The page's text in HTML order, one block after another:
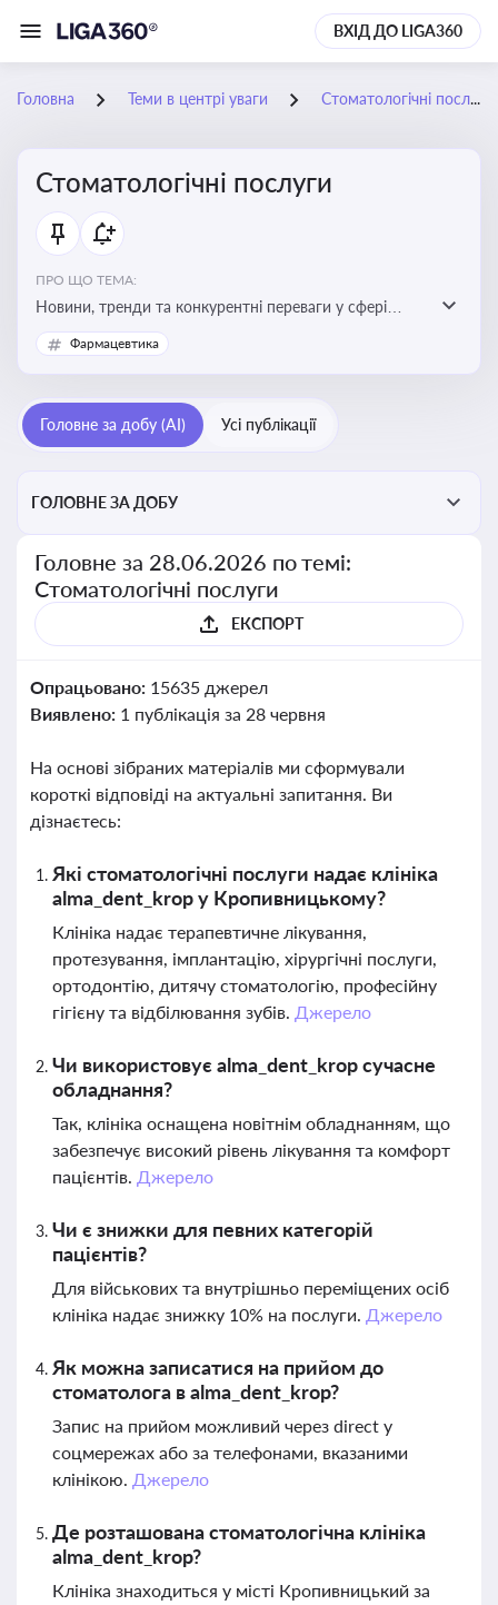
ВХІД ДО LIGA360
Головна Теми в центрі уваги Стоматологічні послуги
Стоматологічні послуги
ПРО ЩО ТЕМА:
Новини, тренди та конкурентні переваги у сфері
стоматологічних послуг. Використання новітніх
технологій та стратегій для покращення
Фармацевтика
Головне за добу (AI) Усі публікації
ГОЛОВНЕ ЗА ДОБУ
Головне за 28.06.2026 по темі:
Стоматологічні послуги
ЕКСПОРТ
Опрацьовано: 15635 джерел
Виявлено: 1 публікація за 28 червня
На основі зібраних матеріалів ми сформували
короткі відповіді на актуальні запитання. Ви
дізнаєтесь:
Які стоматологічні послуги надає клініка
alma_dent_krop у Кропивницькому?
Клініка надає терапевтичне лікування,
протезування, імплантацію, хірургічні послуги,
ортодонтію, дитячу стоматологію, професійну
гігієну та відбілювання зубів. Джерело
Чи використовує alma_dent_krop сучасне
обладнання?
Так, клініка оснащена новітнім обладнанням, що
забезпечує високий рівень лікування та комфорт
пацієнтів. Джерело
Чи є знижки для певних категорій
пацієнтів?
Для військових та внутрішньо переміщених осіб
клініка надає знижку 10% на послуги. Джерело
Як можна записатися на прийом до
стоматолога в alma_dent_krop?
Запис на прийом можливий через direct у
соцмережах або за телефонами, вказаними
клінікою. Джерело
Де розташована стоматологічна клініка
alma_dent_krop?
Клініка знаходиться у місті Кропивницький за